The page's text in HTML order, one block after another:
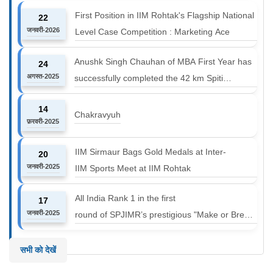
22
जनवरी-2026
First Position in IIM Rohtak's Flagship National
Level Case Competition : Marketing Ace
24
अगस्त-2025
Anushk Singh Chauhan of MBA First Year has
successfully completed the 42 km Spiti
Marathon at an altitude of 12000 to 14000 feet
14
फ़रवरी-2025
Chakravyuh
20
जनवरी-2025
IIM Sirmaur Bags Gold Medals at Inter-
IIM Sports Meet at IIM Rohtak
17
जनवरी-2025
All India Rank 1 in the first
round of SPJIMR’s prestigious "Make or Break
सभी को देखें